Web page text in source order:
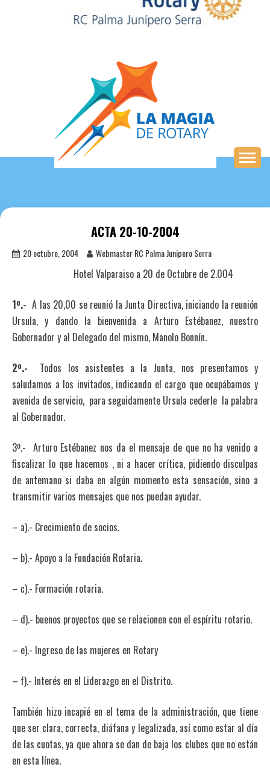
ACTA 20-10-2004
20 octubre, 2004 Webmaster RC Palma Junipero Serra
Hotel Valparaiso a 20 de Octubre de 2.004
1º.- A las 20,00 se reunió la Junta Directiva, iniciando la reunión
Ursula, y dando la bienvenida a Arturo Estébanez, nuestro
Gobernador y al Delegado del mismo, Manolo Bonnín.
2º.- Todos los asistentes a la Junta, nos presentamos y
saludamos a los invitados, indicando el cargo que ocupábamos y
avenida de servicio, para seguidamente Ursula cederle la palabra
al Gobernador.
3º.- Arturo Estébanez nos da el mensaje de que no ha venido a
fiscalizar lo que hacemos , ni a hacer crítica, pidiendo disculpas
de antemano si daba en algún momento esta sensación, sino a
transmitir varios mensajes que nos puedan ayudar.
– a).- Crecimiento de socios.
– b).- Apoyo a la Fundación Rotaria.
– c).- Formación rotaria.
– d).- buenos proyectos que se relacionen con el espíritu rotario.
– e).- Ingreso de las mujeres en Rotary
– f).- Interés en el Liderazgo en el Distrito.
También hizo incapié en el tema de la administración, que tiene
que ser clara, correcta, diáfana y legalizada, así como estar al día
de las cuotas, ya que ahora se dan de baja los clubes que no están
en esta línea.